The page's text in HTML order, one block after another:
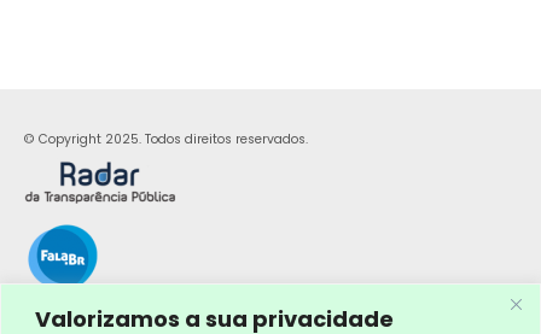
Valorizamos a sua privacidade
© Copyright 2025. Todos direitos reservados.